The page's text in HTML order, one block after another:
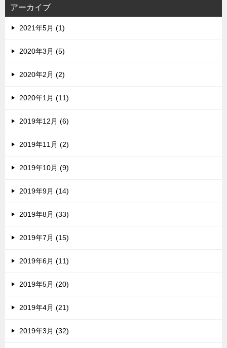
ス
アーカイブ
2021年5月 (1)
2020年3月 (5)
2020年2月 (2)
2020年1月 (11)
2019年12月 (6)
2019年11月 (2)
2019年10月 (9)
2019年9月 (14)
2019年8月 (33)
2019年7月 (15)
2019年6月 (11)
2019年5月 (20)
2019年4月 (21)
2019年3月 (32)